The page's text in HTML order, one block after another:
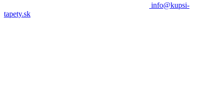
info@kupsi-
tapety.sk